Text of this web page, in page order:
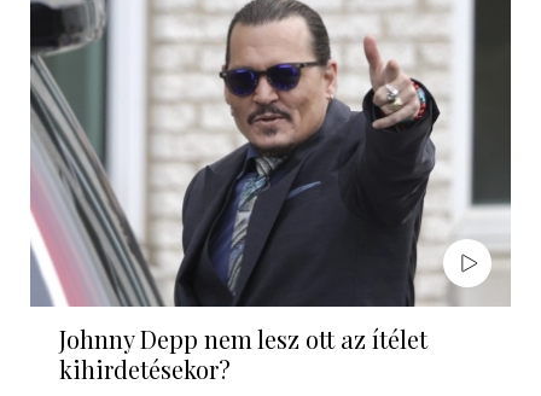
Johnny Depp nem lesz ott az ítélet
kihirdetésekor?